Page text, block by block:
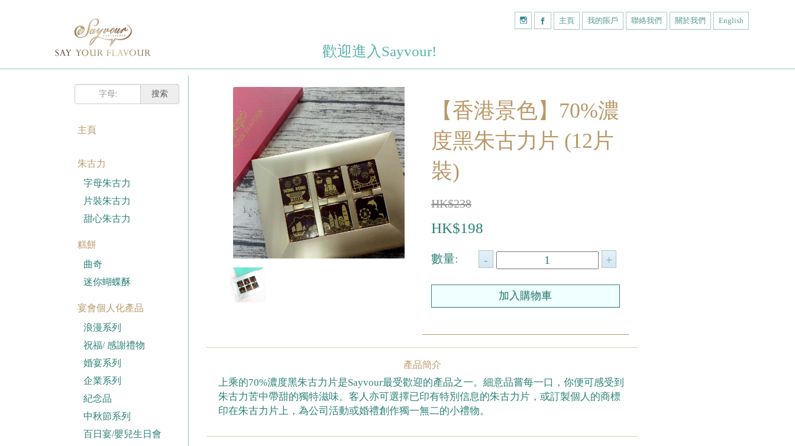
我的賬戶
English
關於我們
聯絡我們
我的賬戶
主頁
歡迎進入Sayvour!
主頁
朱古力
字母朱古力
片裝朱古力
甜心朱古力
糕餅
曲奇
迷你蝴蝶酥
宴會個人化產品
浪漫系列
祝福/ 感謝禮物
婚宴系列
企業系列
紀念品
中秋節系列
百日宴/嬰兒生日會
【香港景色】70%濃
度黑朱古力片 (12片
裝)
HK$238
HK$198
數量:
產品簡介
上乘的70%濃度黑朱古力片是Sayvour最受歡迎的產品之一。細意品嘗每一口，你便可感受到
朱古力苦中帶甜的獨特滋味。客人亦可選擇已印有特別信息的朱古力片，或訂製個人的商標
印在朱古力片上，為公司活動或婚禮創作獨一無二的小禮物。